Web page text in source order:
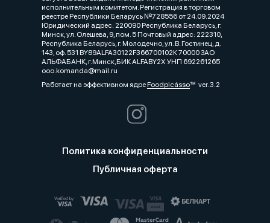
исполнительным комитетом. Регистрация в торговом
реестре Республики Беларусь №728556 от 24.09.2024
Юридический адрес: 220090 Республика Беларусь, г.
Минск, ул. Олешева, 9, пом. 5 Почтовый адрес: 222310,
Республика Беларусь, г. Молодечно, ул. В. Гостинец, д.
143, оф. 531 BY89ALFA30122F366700102К 70000 ЗАО
АЛЬФАБАНК, г.Минск,БИК ALFABY2X УНП 692261265
ooo.komanda@mail.ru
Работает на эффективном ядреFoodpicássover. 3.2
Политика конфиденциальности
Публичная оферта